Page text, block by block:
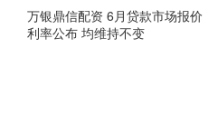
万银鼎信配资 6月贷款市场报价
利率公布 均维持不变